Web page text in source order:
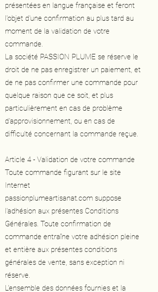
présentées en langue française et feront
l'objet d'une confirmation au plus tard au
moment de la validation de votre
commande.
La société PASSION PLUME se réserve le
droit de ne pas enregistrer un paiement, et
de ne pas confirmer une commande pour
quelque raison que ce soit, et plus
particulièrement en cas de problème
d'approvisionnement, ou en cas de
difficulté concernant la commande reçue.
Article 4 - Validation de votre commande
Toute commande figurant sur le site
Internet
passionplumeartisanat.com suppose
l'adhésion aux présentes Conditions
Générales. Toute confirmation de
commande entraîne votre adhésion pleine
et entière aux présentes conditions
générales de vente, sans exception ni
réserve.
L'ensemble des données fournies et la